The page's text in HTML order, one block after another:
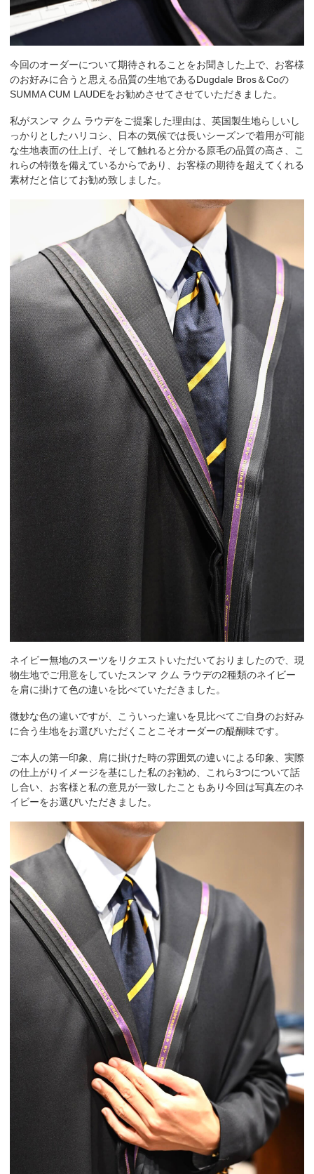
今回のオーダーについて期待されることをお聞きした上で、お客様
のお好みに合うと思える品質の生地であるDugdale Bros＆Coの
SUMMA CUM LAUDEをお勧めさせてさせていただきました。
私がスンマ クム ラウデをご提案した理由は、英国製生地らしいし
っかりとしたハリコシ、日本の気候では長いシーズンで着用が可能
な生地表面の仕上げ、そして触れると分かる原毛の品質の高さ、こ
れらの特徴を備えているからであり、お客様の期待を超えてくれる
素材だと信じてお勧め致しました。
ネイビー無地のスーツをリクエストいただいておりましたので、現
物生地でご用意をしていたスンマ クム ラウデの2種類のネイビー
を肩に掛けて色の違いを比べていただきました。
微妙な色の違いですが、こういった違いを見比べてご自身のお好み
に合う生地をお選びいただくことこそオーダーの醍醐味です。
ご本人の第一印象、肩に掛けた時の雰囲気の違いによる印象、実際
の仕上がりイメージを基にした私のお勧め、これら3つについて話
し合い、お客様と私の意見が一致したこともあり今回は写真左のネ
イビーをお選びいただきました。